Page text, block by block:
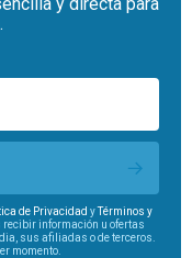
de Privacidad yTérminos y
recibir información u ofertas
sus afiliadas o de terceros.
momento.